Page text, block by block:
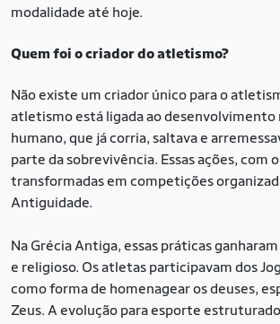
modalidade até hoje.
Quem foi o criador do atletismo?
Não existe um criador único para o
atletismo está ligada ao desenvolvimento
humano, que já corria, saltava e
parte da sobrevivência. Essas ações, com
transformadas em competições
Antiguidade.
Na Grécia Antiga, essas práticas
e religioso. Os atletas participavam dos
como forma de homenagear os deuses,
Zeus. A evolução para esporte